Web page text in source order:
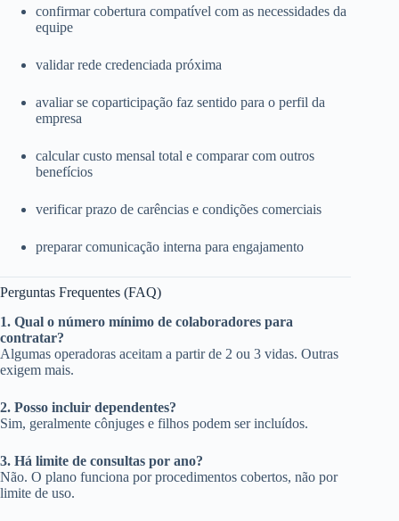
confirmar cobertura compatível com as necessidades da
equipe
validar rede credenciada próxima
avaliar se coparticipação faz sentido para o perfil da
empresa
calcular custo mensal total e comparar com outros
benefícios
verificar prazo de carências e condições comerciais
preparar comunicação interna para engajamento
Perguntas Frequentes (FAQ)
1. Qual o número mínimo de colaboradores para
contratar?
Algumas operadoras aceitam a partir de 2 ou 3 vidas. Outras
exigem mais.
2. Posso incluir dependentes?
Sim, geralmente cônjuges e filhos podem ser incluídos.
3. Há limite de consultas por ano?
Não. O plano funciona por procedimentos cobertos, não por
limite de uso.